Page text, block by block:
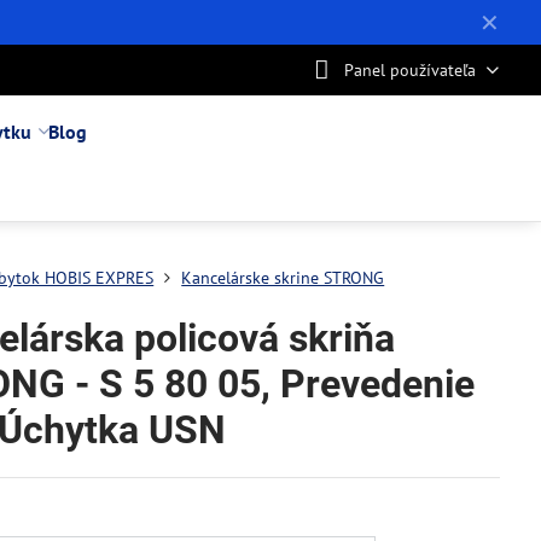
✕
Panel používateľa
Blog
HOBIS EXPRES Kancelárske skrine STRONG
policová skriňa
- S 5 80 05, Prevedenie
USN